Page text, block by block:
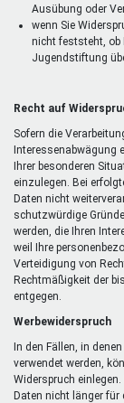
Ausübung oder
wenn Sie
nicht feststeht, ob
Jugendstiftung
Recht auf
Sofern die
Interessenabwägung
Ihrer besonderen
einzulegen. Bei
Daten nicht
schutzwürdige
werden, die Ihren
weil Ihre
Verteidigung von
Rechtmäßigkeit der
entgegen.
Werbewiderspruch
In den Fällen, in
verwendet werden,
Widerspruch
Daten nicht länger für